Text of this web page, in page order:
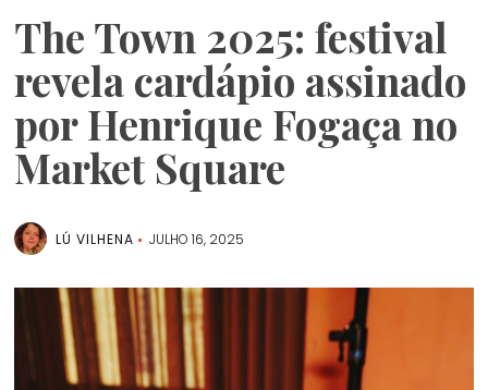
The Town 2025: festival
revela cardápio assinado
por Henrique Fogaça no
Market Square
LÚ VILHENA JULHO 16, 2025